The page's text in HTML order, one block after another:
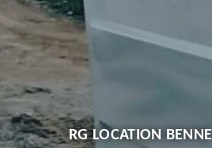
RG LOCATION BENNE